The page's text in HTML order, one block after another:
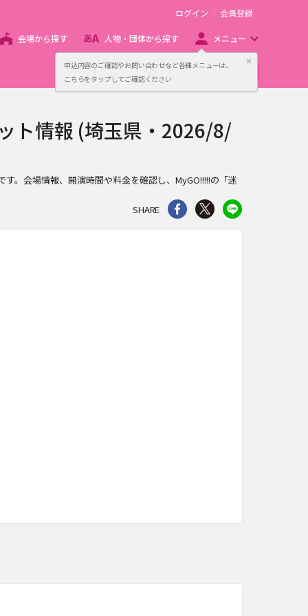
申込内容のご確認やお問い合わせなど各種メニューは、
こちらをタップしてご確認ください
閉じる
ログイン 会員登録
会場から探す 人物・団体から探す メニュー
主催者向け販売サービス
ト情報 (埼玉県・2026/8/
。会場情報、開演時間や料金を確認し、MyGO!!!!!の「迷
SHARE シェア Twitter